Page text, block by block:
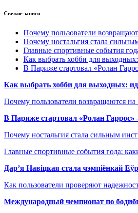
Свежие записи
Почему пользователи
Почему ностальгия стала
Главные спортивные события
Как выбрать хобби для
В Париже стартовал «Ролан
Как выбрать хобби для выходных:
Почему пользователи возвращаются
В Париже стартовал «Ролан Гаррос»
Почему ностальгия стала сильным
Главные спортивные события года:
Дар’я Навіцкая стала чэмпіёнкай
Как пользователи проверяют
Международный чемпионат по